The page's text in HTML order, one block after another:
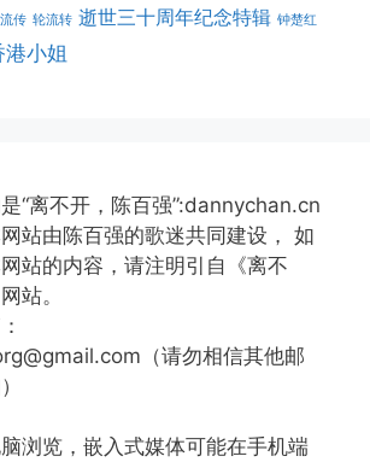
传 轮流转 逝世三十周年纪念特辑 钟楚红
港小姐
“离不开，陈百强”:dannychan.cn
站由陈百强的歌迷共同建设， 如
站的内容，请注明引自《离不
站。
（请勿相信其他邮
浏览，嵌入式媒体可能在手机端